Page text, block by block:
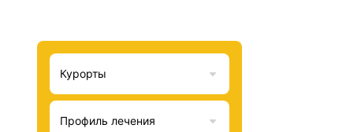
Курорты
Профиль лечения